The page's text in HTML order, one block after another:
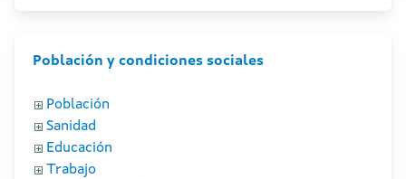
Población y condiciones sociales
Población
Sanidad
Educación
Trabajo